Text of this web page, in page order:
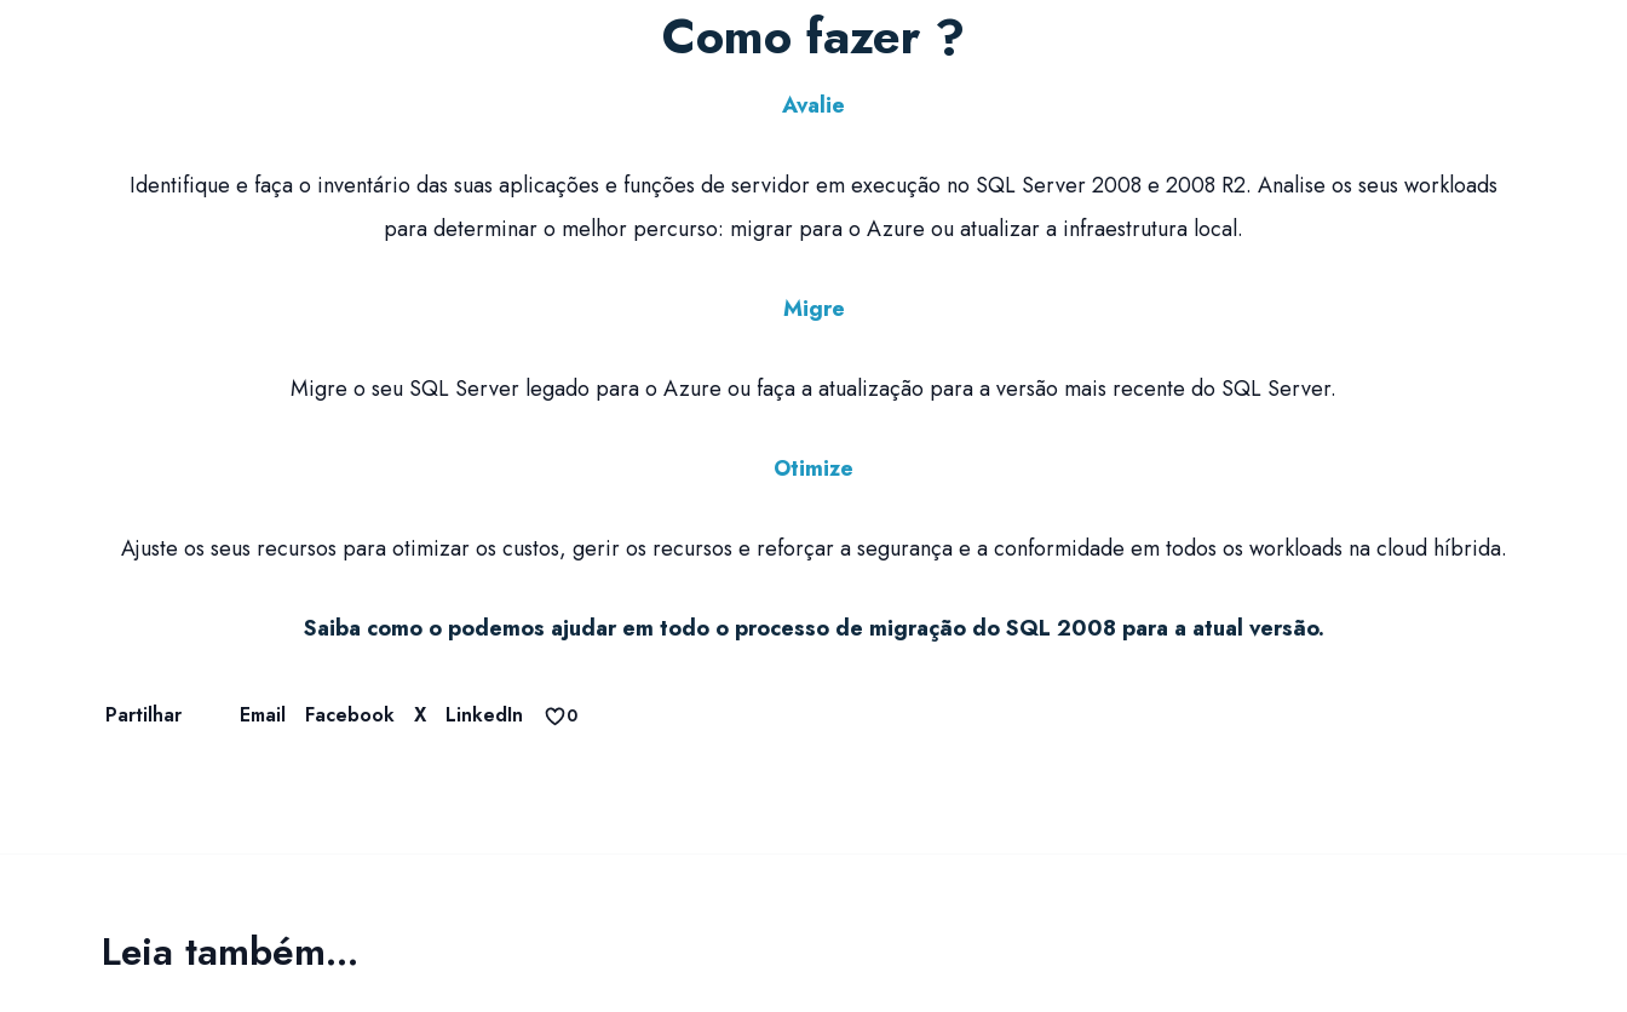
Como fazer ?
Avalie
Identifique e faça o inventário das suas aplicações e funções de servidor em execução no SQL Server 2008 e 2008 R2. Analise os seus workloads
para determinar o melhor percurso: migrar para o Azure ou atualizar a infraestrutura local.
Migre
Migre o seu SQL Server legado para o Azure ou faça a atualização para a versão mais recente do SQL Server.
Otimize
Ajuste os seus recursos para otimizar os custos, gerir os recursos e reforçar a segurança e a conformidade em todos os workloads na cloud híbrida.
Saiba como o podemos ajudar em todo o processo de migração do SQL 2008 para a atual versão.
Partilhar Email Facebook X LinkedIn 0
Leia também...
+351 229 774 530